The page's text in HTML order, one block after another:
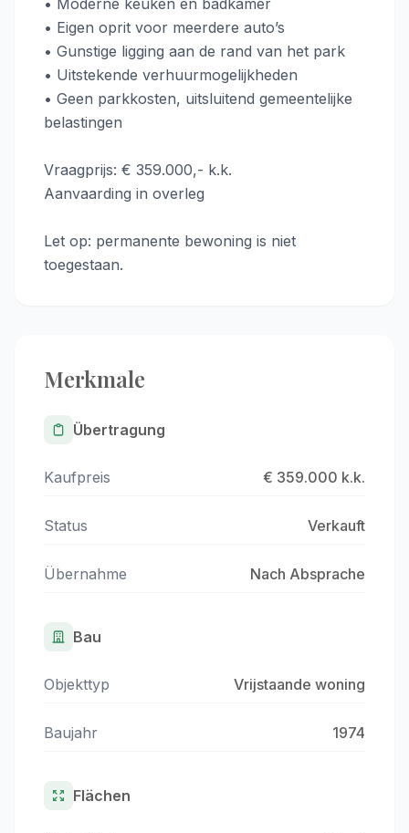
• Moderne keuken en badkamer
• Eigen oprit voor meerdere auto’s
• Gunstige ligging aan de rand van het park
• Uitstekende verhuurmogelijkheden
• Geen parkkosten, uitsluitend gemeentelijke
belastingen
Vraagprijs: € 359.000,- k.k.
Aanvaarding in overleg
Let op: permanente bewoning is niet
toegestaan.
Merkmale
Übertragung
Kaufpreis € 359.000 k.k.
Status Verkauft
Übernahme Nach Absprache
Bau
Objekttyp Vrijstaande woning
Baujahr 1974
Flächen